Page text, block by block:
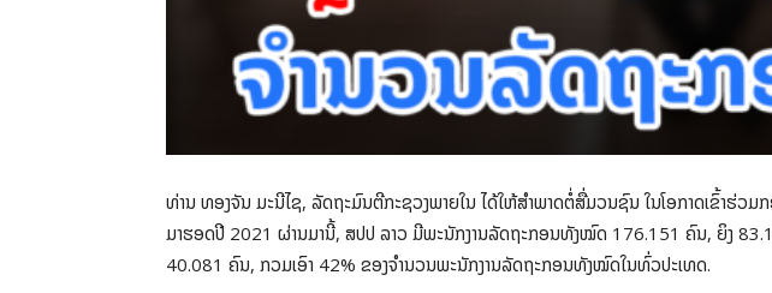
ທ່ານ ທອງຈັນ ມະນີໄຊ, ລັດຖະມົນຕີກະຊວງພາຍໃນ ໄດ້ໃຫ້ສໍາພາດຕໍ່ສື່ມວນຊົນ ໃນໂອກາດເຂົ້າຮ່ວ
ມາຮອດປີ 2021 ຜ່ານມານີ້, ສປປ ລາວ ມີພະນັກງານລັດຖະກອນທັງໝົດ 176.151 ຄົນ, ຍິງ
40.081 ຄົນ, ກວມເອົາ 42% ຂອງຈໍານວນພະນັກງານລັດຖະກອນທັງໝົດໃນທົ່ວປະເທດ.